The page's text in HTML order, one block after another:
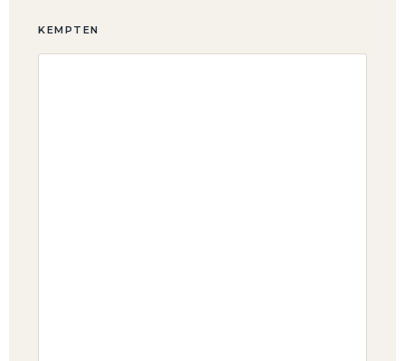
KEMPTEN